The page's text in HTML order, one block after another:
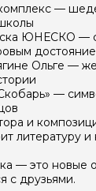
—
ЮНЕСКО —
Ольге —
—
и
литературу
— это новые
с друзьями.